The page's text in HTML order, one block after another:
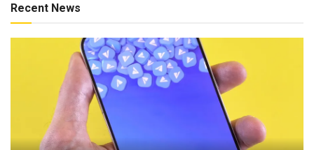
Recent News